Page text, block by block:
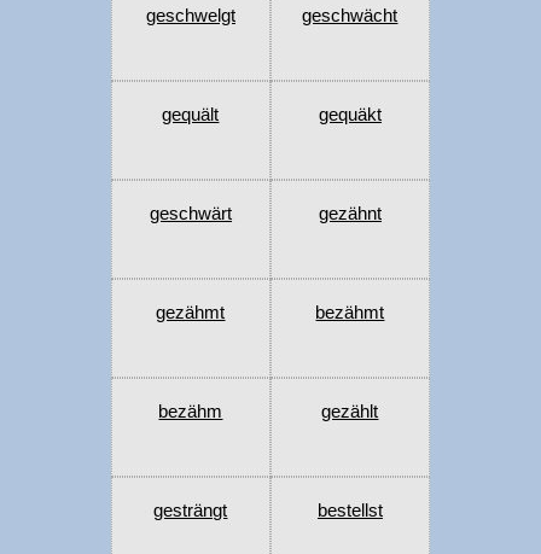
geschwelgt geschwächt
gequält gequäkt
geschwärt gezähnt
gezähmt bezähmt
bezähm gezählt
gesträngt bestellst